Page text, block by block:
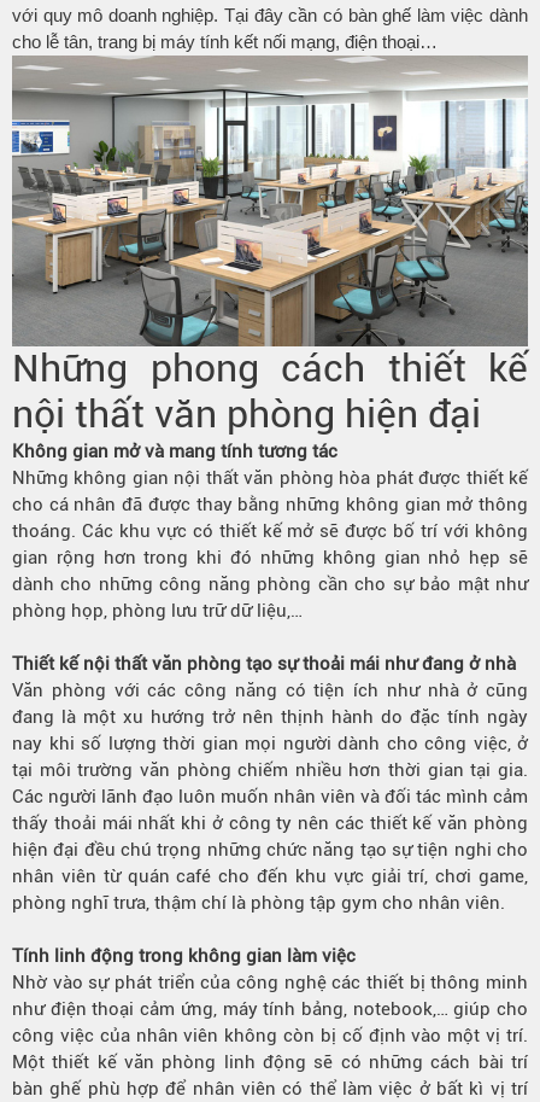
với quy mô doanh nghiệp. Tại đây cần có bàn ghế làm việc dành
cho lễ tân, trang bị máy tính kết nối mạng, điện thoại…
Những phong cách thiết kế
nội thất văn phòng hiện đại
Không gian mở và mang tính tương tác
Những không gian nội thất văn phòng hòa phát được thiết kế
cho cá nhân đã được thay bằng những không gian mở thông
thoáng. Các khu vực có thiết kế mở sẽ được bố trí với không
gian rộng hơn trong khi đó những không gian nhỏ hẹp sẽ
dành cho những công năng phòng cần cho sự bảo mật như
phòng họp, phòng lưu trữ dữ liệu,…
Thiết kế nội thất văn phòng tạo sự thoải mái như đang ở nhà
Văn phòng với các công năng có tiện ích như nhà ở cũng
đang là một xu hướng trở nên thịnh hành do đặc tính ngày
nay khi số lượng thời gian mọi người dành cho công việc, ở
tại môi trường văn phòng chiếm nhiều hơn thời gian tại gia.
Các người lãnh đạo luôn muốn nhân viên và đối tác mình cảm
thấy thoải mái nhất khi ở công ty nên các thiết kế văn phòng
hiện đại đều chú trọng những chức năng tạo sự tiện nghi cho
nhân viên từ quán café cho đến khu vực giải trí, chơi game,
phòng nghĩ trưa, thậm chí là phòng tập gym cho nhân viên.
Tính linh động trong không gian làm việc
Nhờ vào sự phát triển của công nghệ các thiết bị thông minh
như điện thoại cảm ứng, máy tính bảng, notebook,… giúp cho
công việc của nhân viên không còn bị cố định vào một vị trí.
Một thiết kế văn phòng linh động sẽ có những cách bài trí
bàn ghế phù hợp để nhân viên có thể làm việc ở bất kì vị trí